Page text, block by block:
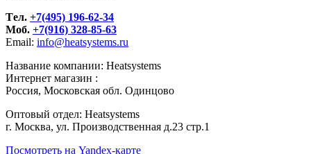
Tел. +7(495) 196-62-34
Моб. +7(916) 328-85-63
Email: info@heatsystems.ru
Название компании: Heatsystems
Интернет магазин :
Россия, Московская обл. Одинцово
Оптовый отдел: Heatsystems
г. Москва, ул. Производственная д.23 стр.1
Посмотреть на Yandex-карте